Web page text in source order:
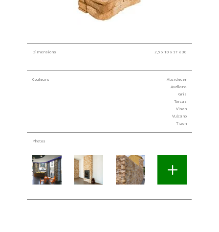
Dimensions 2,5 x 10 x 17 x 30
Couleurs
Atardecer
Avellana
Gris
Torcaz
Vison
Vulcano
Tizon
Photos